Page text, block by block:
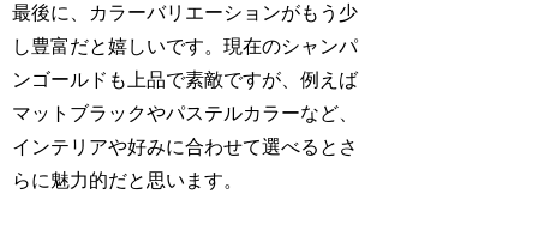
最後に、カラーバリエーションがもう少
し豊富だと嬉しいです。現在のシャンパ
ンゴールドも上品で素敵ですが、例えば
マットブラックやパステルカラーなど、
インテリアや好みに合わせて選べるとさ
らに魅力的だと思います。